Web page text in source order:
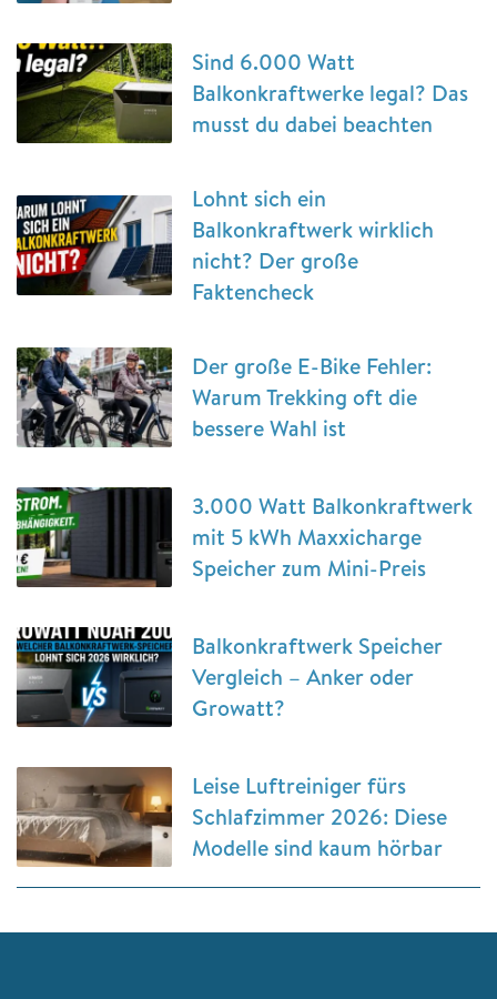
Sind 6.000 Watt
Balkonkraftwerke legal? Das
musst du dabei beachten
Lohnt sich ein
Balkonkraftwerk wirklich
nicht? Der große
Faktencheck
Der große E-Bike Fehler:
Warum Trekking oft die
bessere Wahl ist
3.000 Watt Balkonkraftwerk
mit 5 kWh Maxxicharge
Speicher zum Mini-Preis
Balkonkraftwerk Speicher
Vergleich – Anker oder
Growatt?
Leise Luftreiniger fürs
Schlafzimmer 2026: Diese
Modelle sind kaum hörbar